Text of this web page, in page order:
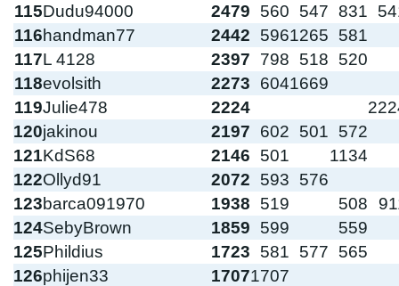
115Dudu94000 2479 560 547 831
116handman77 2442 5961265
581
117L 4128 2397 798 518
520
118evolsith 2273 6041669
119Julie478 2224
120jakinou 2197 602 501
572
121KdS68 2146 501
1134
122Ollyd91 2072 593
576
123barca091970 1938 519 508
124SebyBrown 1859 599
559
125Phildius 1723 581 577
565
126phijen33 17071707